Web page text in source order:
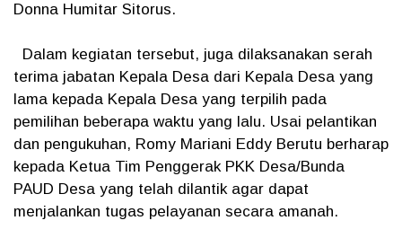
Donna Humitar Sitorus.
Dalam kegiatan tersebut, juga dilaksanakan serah
terima jabatan Kepala Desa dari Kepala Desa yang
lama kepada Kepala Desa yang terpilih pada
pemilihan beberapa waktu yang lalu. Usai pelantikan
dan pengukuhan, Romy Mariani Eddy Berutu berharap
kepada Ketua Tim Penggerak PKK Desa/Bunda
PAUD Desa yang telah dilantik agar dapat
menjalankan tugas pelayanan secara amanah.